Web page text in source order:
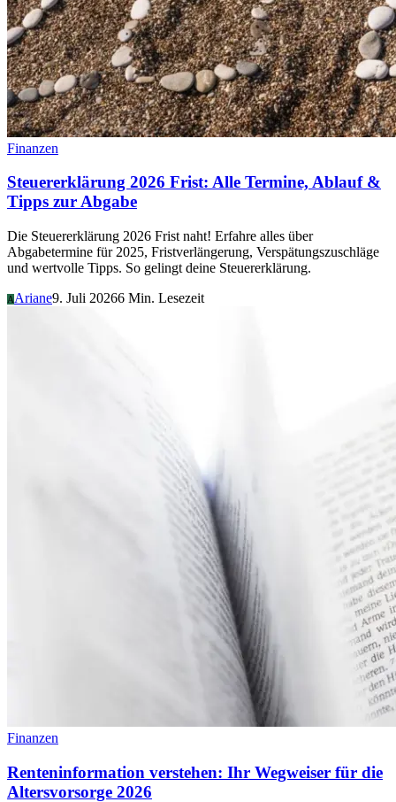
Finanzen
Steuererklärung 2026 Frist: Alle Termine, Ablauf &
Tipps zur Abgabe
Die Steuererklärung 2026 Frist naht! Erfahre alles über
Abgabetermine für 2025, Fristverlängerung, Verspätungszuschläge
und wertvolle Tipps. So gelingt deine Steuererklärung.
AAriane9. Juli 20266 Min. Lesezeit
Finanzen
Renteninformation verstehen: Ihr Wegweiser für die
Altersvorsorge 2026